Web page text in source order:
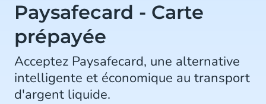
Paysafecard - Carte
prépayée
Acceptez Paysafecard, une alternative
intelligente et économique au transport
d'argent liquide.